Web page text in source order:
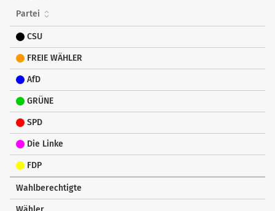
Partei
CSU
FREIE WÄHLER
AfD
GRÜNE
SPD
Die Linke
FDP
Wahlberechtigte